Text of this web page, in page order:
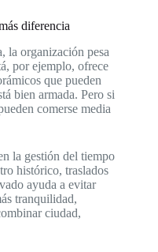
diferencia
la organización pesa
por ejemplo, ofrece
que pueden
bien armada. Pero si
comerse media
la gestión del tiempo
histórico, traslados
ayuda a evitar
tranquilidad,
ciudad,